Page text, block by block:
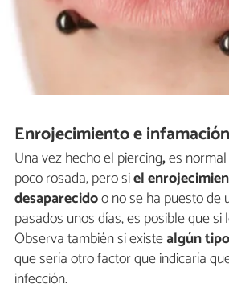
Enrojecimiento e
Una vez hecho el piercing,es
poco rosada, pero siel
desaparecidoo no se ha puesto de
pasados unos días, es posible que
Observa también si existealgún
que sería otro factor que indicaría
infección.